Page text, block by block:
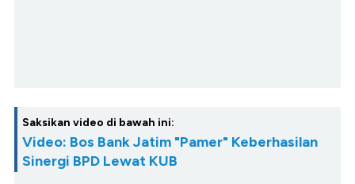
Saksikan video di bawah ini:
Video: Bos Bank Jatim "Pamer" Keberhasilan
Sinergi BPD Lewat KUB